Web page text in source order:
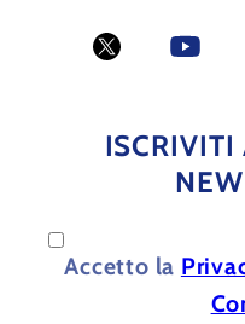
Twitter
ISCRIVITI
Accetto la